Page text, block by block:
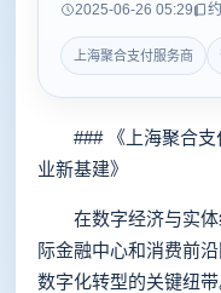
2025-06-26 05:29
上海聚合支付服务商
### 《上海聚合支
业新基建》
在数字经济与实体
际金融中心和消费前
数字化转型的关键纽